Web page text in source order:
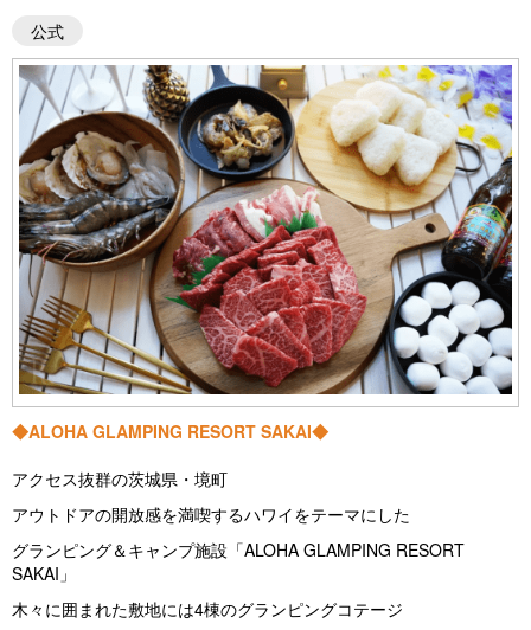
公式
◆ALOHA GLAMPING RESORT SAKAI◆
アクセス抜群の茨城県・境町
アウトドアの開放感を満喫するハワイをテーマにした
グランピング＆キャンプ施設「ALOHA GLAMPING RESORT
SAKAI」
木々に囲まれた敷地には4棟のグランピングコテージ